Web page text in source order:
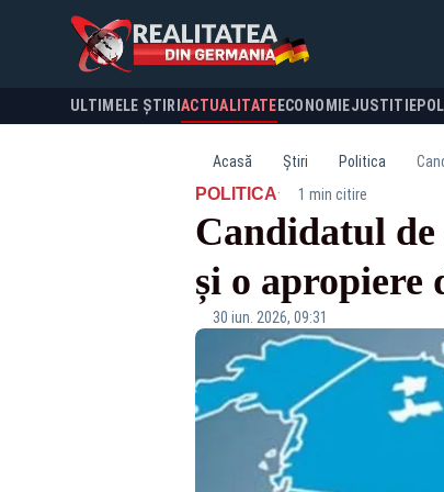
ULTIMELE ȘTIRI ACTUALITATE ECONOMIEJUSTITIE
Acasă Știri Politica
POLITICA· 1 min citire
Candidatul
și o apropiere
30 iun. 2026, 09:31